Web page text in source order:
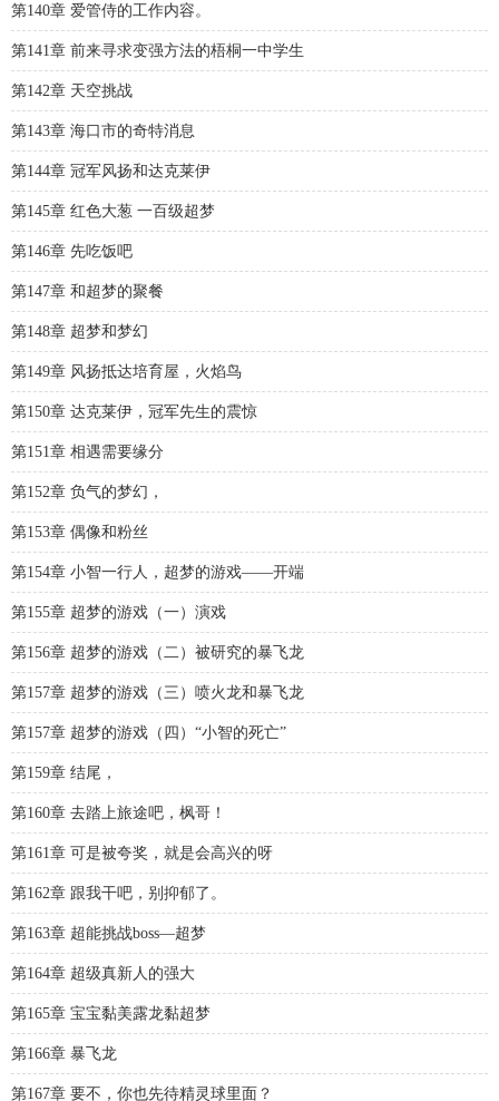
第140章 爱管侍的工作内容。
第141章 前来寻求变强方法的梧桐一中学生
第142章 天空挑战
第143章 海口市的奇特消息
第144章 冠军风扬和达克莱伊
第145章 红色大葱 一百级超梦
第146章 先吃饭吧
第147章 和超梦的聚餐
第148章 超梦和梦幻
第149章 风扬抵达培育屋，火焰鸟
第150章 达克莱伊，冠军先生的震惊
第151章 相遇需要缘分
第152章 负气的梦幻，
第153章 偶像和粉丝
第154章 小智一行人，超梦的游戏——开端
第155章 超梦的游戏（一）演戏
第156章 超梦的游戏（二）被研究的暴飞龙
第157章 超梦的游戏（三）喷火龙和暴飞龙
第157章 超梦的游戏（四）“小智的死亡”
第159章 结尾，
第160章 去踏上旅途吧，枫哥！
第161章 可是被夸奖，就是会高兴的呀
第162章 跟我干吧，别抑郁了。
第163章 超能挑战boss—超梦
第164章 超级真新人的强大
第165章 宝宝黏美露龙黏超梦
第166章 暴飞龙
第167章 要不，你也先待精灵球里面？